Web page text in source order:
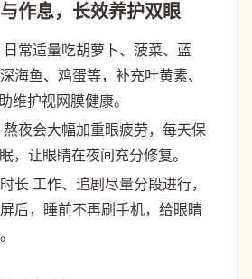
作息，长效养护双眼
日常适量吃胡萝卜、菠菜、蓝
海鱼、鸡蛋等，补充叶黄素、
维护视网膜健康。
熬夜会大幅加重眼疲劳，每天保
，让眼睛在夜间充分修复。
长 工作、追剧尽量分段进行，
后，睡前不再刷手机，给眼睛